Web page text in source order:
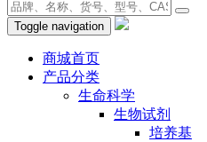
Toggle navigation
商城首页
产品分类
生命科学
生物试剂
培养基